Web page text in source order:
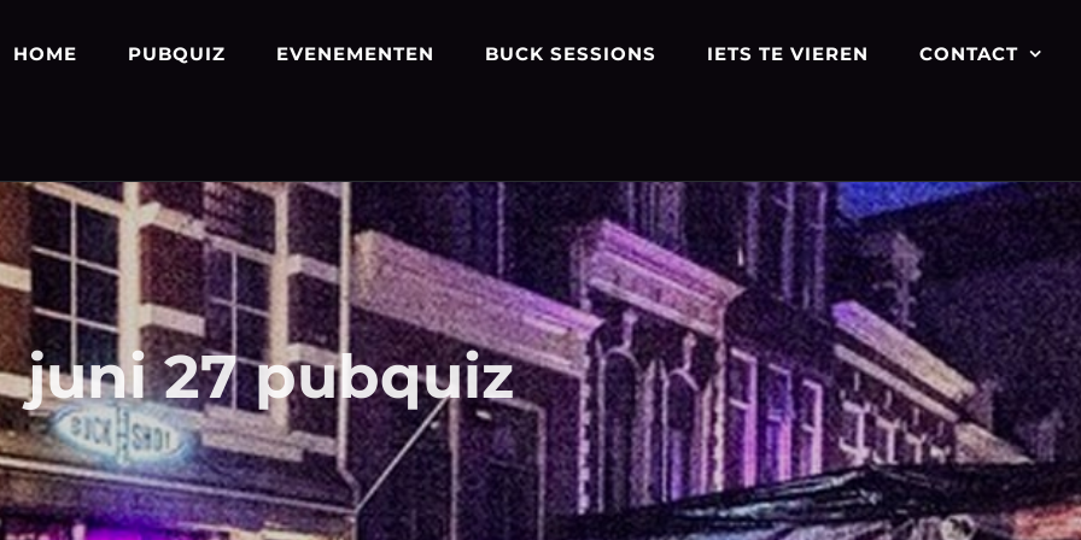
HOME PUBQUIZ EVENEMENTEN BUCK SESSIONS IETS TE VIEREN CONTACT
juni 27 pubquiz